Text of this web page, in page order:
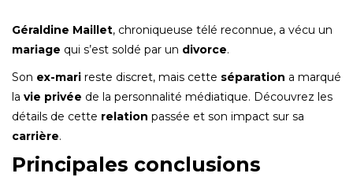
Géraldine Maillet, chroniqueuse télé reconnue, a vécu un
mariage qui s’est soldé par un divorce.
Son ex-mari reste discret, mais cette séparation a marqué
la vie privée de la personnalité médiatique. Découvrez les
détails de cette relation passée et son impact sur sa
carrière.
Principales conclusions